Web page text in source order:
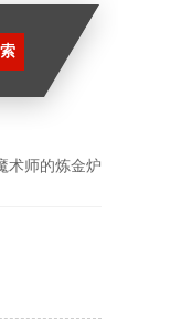
术师的炼金炉